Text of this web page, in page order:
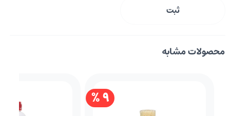
ثبت
محصولات مشابه
9 %